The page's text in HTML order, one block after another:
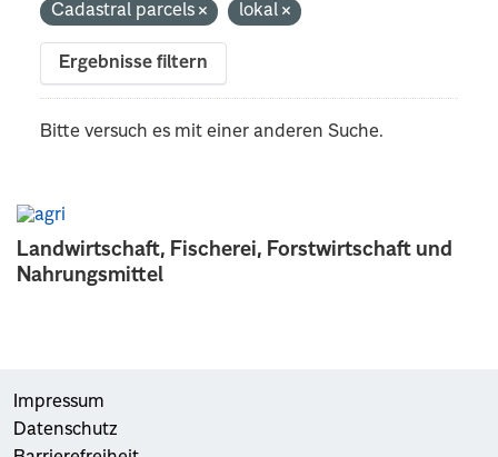
Landwirtschaft, Fischerei, Forstwirtschaft und
Nahrungsmittel
Cadastral parcels
lokal
Ergebnisse filtern
Bitte versuch es mit einer anderen Suche.
Impressum
Datenschutz